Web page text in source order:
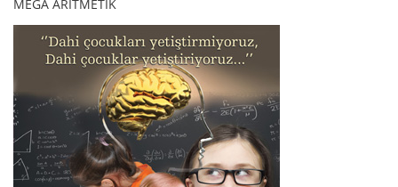
MEGA ARİTMETİK